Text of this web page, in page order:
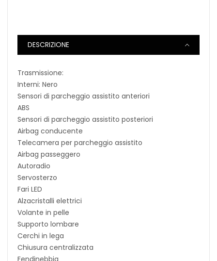
DESCRIZIONE
Trasmissione:
Interni: Nero
Sensori di parcheggio assistito anteriori
ABS
Sensori di parcheggio assistito posteriori
Airbag conducente
Telecamera per parcheggio assistito
Airbag passeggero
Autoradio
Servosterzo
Fari LED
Alzacristalli elettrici
Volante in pelle
Supporto lombare
Cerchi in lega
Chiusura centralizzata